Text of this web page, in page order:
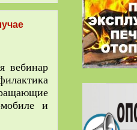
вебинар
и